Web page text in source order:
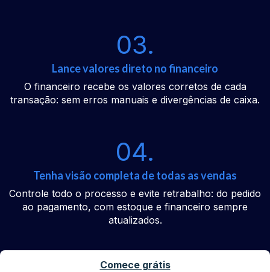
03.
Lance valores direto no financeiro
O financeiro recebe os valores corretos de cada
transação: sem erros manuais e divergências de caixa.
04.
Tenha visão completa de todas as vendas
Controle todo o processo e evite retrabalho: do pedido
ao pagamento, com estoque e financeiro sempre
atualizados.
Comece grátis